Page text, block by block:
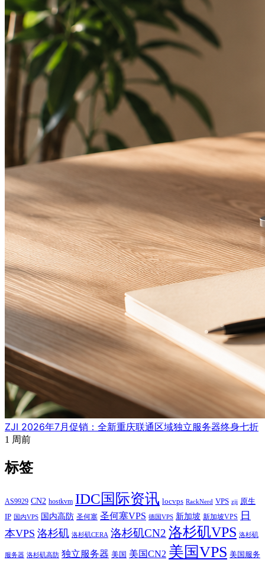
ZJI 2026年7月促销：全新重庆联通区域独立服务器终身七折
1 周前
标签
AS9929 CN2 hostkvm IDC国际资讯 locvps RackNerd VPS zji 原生
IP 国内VPS 国内高防 圣何塞 圣何塞VPS 德国VPS 新加坡 新加坡VPS 日
本VPS 洛杉矶 洛杉矶CERA 洛杉矶CN2 洛杉矶VPS 洛杉矶
服务器 洛杉矶高防 独立服务器 美国 美国CN2 美国VPS 美国服务